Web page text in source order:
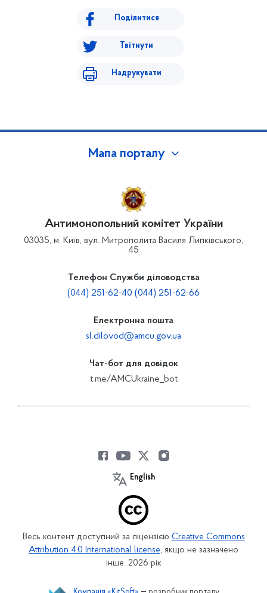
Поділитися
Твітнути
Надрукувати
Мапа порталу
Антимонопольний комітет України
03035, м. Київ, вул. Митрополита Василя Липківського,
45
Телефон Служби діловодства
(044) 251-62-40 (044) 251-62-66
Електронна пошта
sl.dilovod@amcu.gov.ua
Чат-бот для довідок
t.me/AMCUkraine_bot
English
Весь контент доступний за ліцензією Creative Commons
Attribution 4.0 International license, якщо не зазначено
інше. 2026 рік